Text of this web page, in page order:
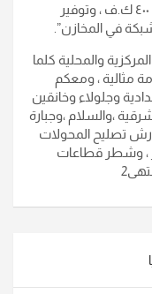
وأكد “وعزنا بأجراءات انشاء محطة المرادية ٤٠٠ ك.ف ، وتوفير
في المخازن”.
والمحلية كلما
مثالية ، ومعكم
وجلولاء وخانقين
،والسلام ،وجبارة
ورش تصليح المحولات
، وشطر قطاعات